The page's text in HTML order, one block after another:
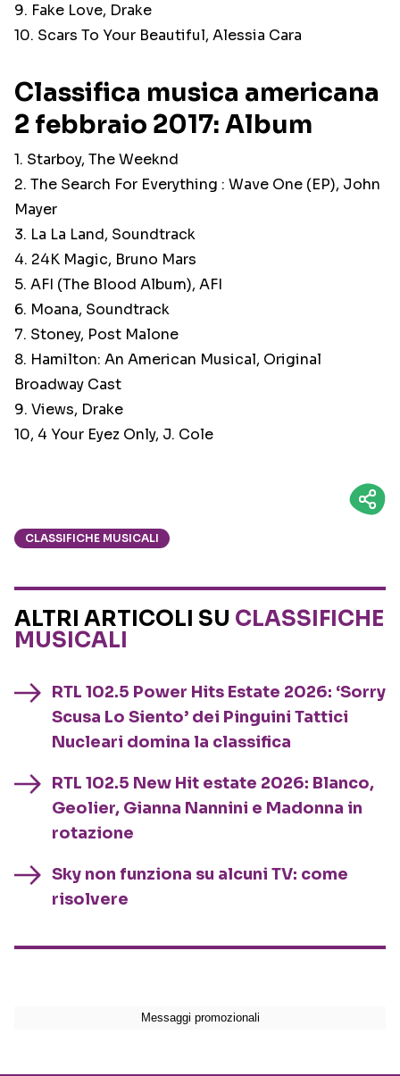
9. Fake Love, Drake
10. Scars To Your Beautiful, Alessia Cara
Classifica musica americana
2 febbraio 2017: Album
1. Starboy, The Weeknd
2. The Search For Everything : Wave One (EP), John
Mayer
3. La La Land, Soundtrack
4. 24K Magic, Bruno Mars
5. AFI (The Blood Album), AFI
6. Moana, Soundtrack
7. Stoney, Post Malone
8. Hamilton: An American Musical, Original
Broadway Cast
9. Views, Drake
10, 4 Your Eyez Only, J. Cole
CLASSIFICHE MUSICALI
ALTRI ARTICOLI SU CLASSIFICHE
MUSICALI
RTL 102.5 Power Hits Estate 2026: ‘Sorry
Scusa Lo Siento’ dei Pinguini Tattici
Nucleari domina la classifica
RTL 102.5 New Hit estate 2026: Blanco,
Geolier, Gianna Nannini e Madonna in
rotazione
Sky non funziona su alcuni TV: come
risolvere